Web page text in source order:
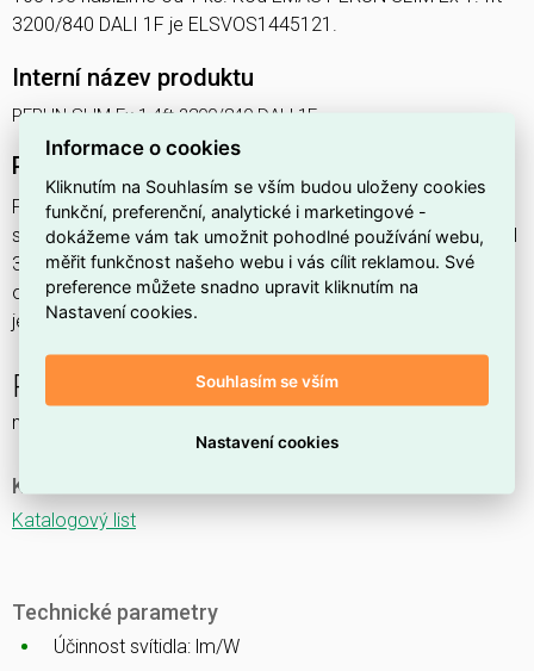
3200/840 DALI 1F je ELSVOS1445121.
Interní název produktu
PERUN SLIM Ex 1.4ft 3200/840 DALI 1F
Podrobný popis produktu
PERUN SLIM Ex 1.4ft 3200/840 DALI 1F 22,2W IP65
svítidlo průmyslové do prostředí s nebezpečím výbuchu Ex II
3GD, 1x3200lm, spektrum 840RJ, s regulací stmívání
ovládané DALI protokolem, s nerez. klipy,
jednofáz.průběž.montáž,
PERUN SLIM Ex NM
nouzové a orientační
Ke stažení
Katalogový list
Technické parametry
Účinnost svítidla: lm/W
Informace o cookies
Kliknutím na Souhlasím se vším budou uloženy cookies
funkční, preferenční, analytické i marketingové -
dokážeme vám tak umožnit pohodlné používání webu,
měřit funkčnost našeho webu i vás cílit reklamou. Své
preference můžete snadno upravit kliknutím na
Nastavení cookies.
Souhlasím se vším
Nastavení cookies